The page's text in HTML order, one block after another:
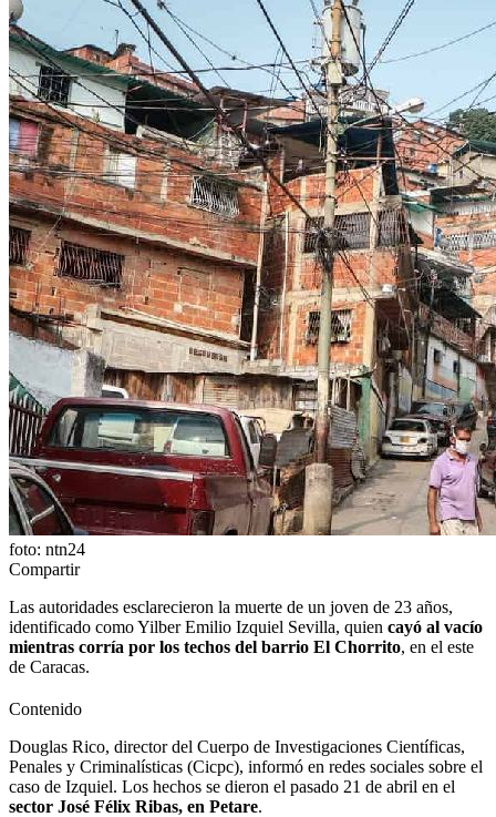
foto: ntn24
Compartir
Las autoridades esclarecieron la muerte de un joven de 23 años,
identificado como Yilber Emilio Izquiel Sevilla, quien cayó al vacío
mientras corría por los techos del barrio El Chorrito, en el este
de Caracas.
Contenido
Douglas Rico, director del Cuerpo de Investigaciones Científicas,
Penales y Criminalísticas (Cicpc), informó en redes sociales sobre el
caso de Izquiel. Los hechos se dieron el pasado 21 de abril en el
sector José Félix Ribas, en Petare.